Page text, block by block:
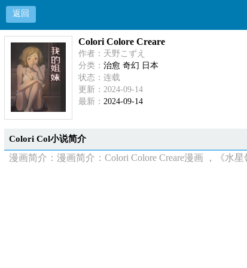
返回
Colori Colore Creare
作者：天野こずえ
分类： 治愈 奇幻 日本
状态：连载
更新：2024-09-14
最新： 2024-09-14
Colori Col小说简介
漫画简介：漫画简介：Colori Colore Creare漫画 ，《水